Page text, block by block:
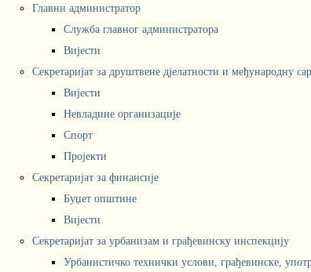
Главни администратор
Служба главног администратора
Вијести
Секретаријат за друштвене дјелатности и међународну
Вијести
Невладине организације
Спорт
Пројекти
Секретаријат за финансије
Буџет општине
Вијести
Секретаријат за урбанизам и грађевинску инспекцију
Урбанистичко технички услови, грађевинске,